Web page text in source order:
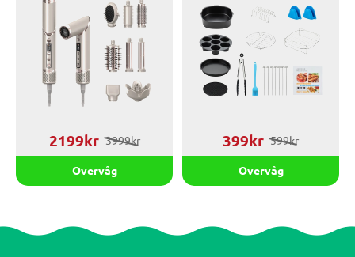
2199kr 3999kr
Overvåg
399kr 599kr
Overvåg